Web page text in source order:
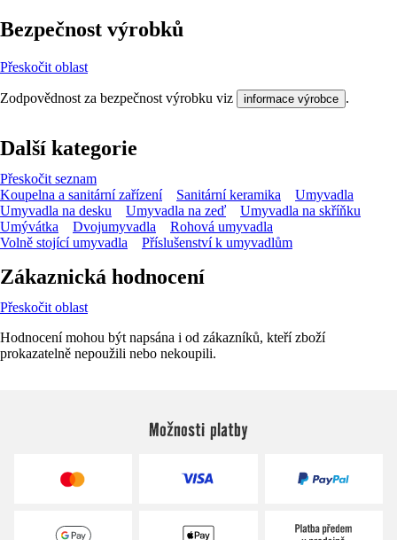
Bezpečnost výrobků
Přeskočit oblast
Zodpovědnost za bezpečnost výrobku viz informace výrobce .
Další kategorie
Přeskočit seznam
Koupelna a sanitární zařízení
Sanitární keramika
Umyvadla
Umyvadla na desku
Umyvadla na zeď
Umyvadla na skříňku
Umývátka
Dvojumyvadla
Rohová umyvadla
Volně stojící umyvadla
Příslušenství k umyvadlům
Zákaznická hodnocení
Přeskočit oblast
Hodnocení mohou být napsána i od zákazníků, kteří zboží
prokazatelně nepoužili nebo nekoupili.
Možnosti platby